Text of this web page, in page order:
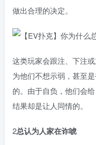
做出合理的决定。
这类玩家会跟注、下注
为他们不想示弱，甚至
的。由于自负，他们会
结果却是让人同情的。
2总认为人家在诈唬